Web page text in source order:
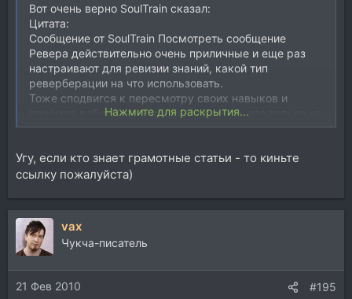
Вот очень верно SoulTrain сказал:
Цитата:
Сообщение от SoulTrain Посмотреть сообщение
Ревера действительно очень приличные и еще раз
настраивают для ревизии знаний, какой тип
реверберации на что использовать.
Тоже сподвигся к пересмотру своих навыков и
приёмов работы с ревером. И полагаю, это только на
пользу.
Нажмите для раскрытия...
Угу, если кто знает грамотные статьи - то киньте
ссылку пожалуйста)
vax
Чукча-писатель
21 Фев 2010 #195